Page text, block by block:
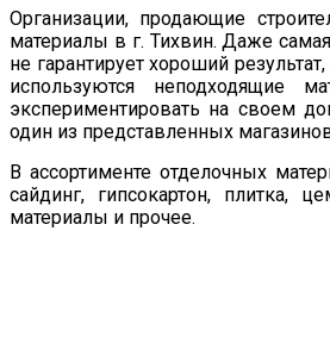
Организации, продающие
материалы в г. Тихвин. Даже
не гарантирует хороший
используются неподходящие
экспериментировать на своем
один из представленных
В ассортименте отделочных
сайдинг, гипсокартон, плитка,
материалы и прочее.